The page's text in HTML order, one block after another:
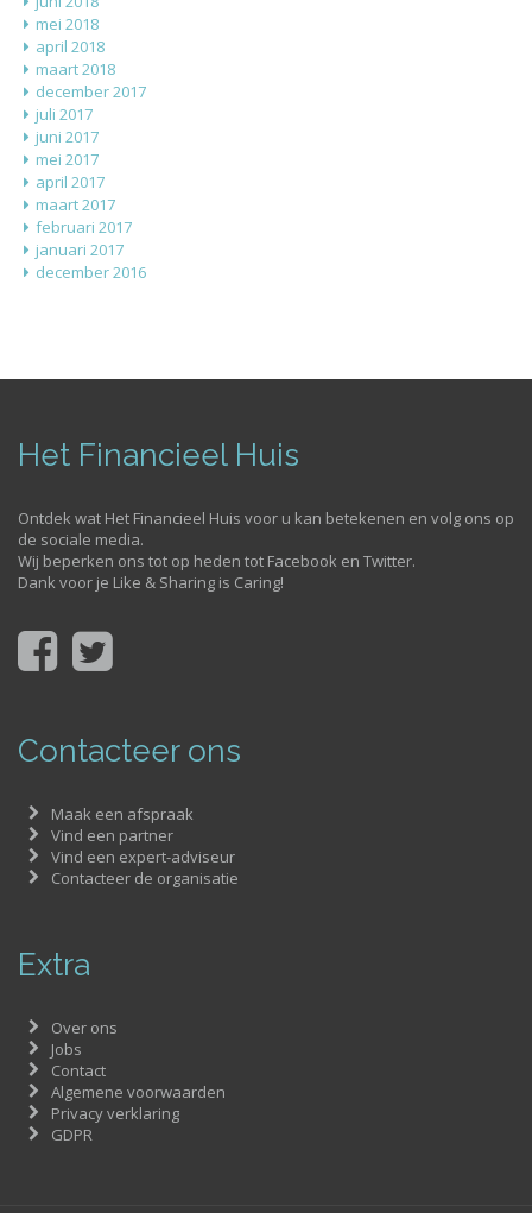
mei 2018
april 2018
maart 2018
december 2017
juli 2017
juni 2017
mei 2017
april 2017
maart 2017
februari 2017
januari 2017
december 2016
Het Financieel Huis
Ontdek wat Het Financieel Huis voor u kan betekenen en volg ons op
de sociale media.
Wij beperken ons tot op heden tot Facebook en Twitter.
Dank voor je Like & Sharing is Caring!
Contacteer ons
Maak een afspraak
Vind een partner
Vind een expert-adviseur
Contacteer de organisatie
Extra
Over ons
Jobs
Contact
Algemene voorwaarden
Privacy verklaring
GDPR